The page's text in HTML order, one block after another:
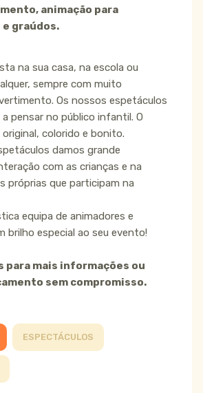
animação para
graúdos.
na sua casa, na escola ou
sempre com muito
Os nossos espetáculos
pensar no público infantil. O
colorido e bonito.
damos grande
com as crianças e na
próprias que participam na
equipa de animadores e
brilho especial ao seu evento!
para mais informações ou
sem compromisso.
ESPECTÁCULOS